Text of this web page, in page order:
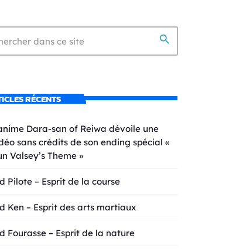
search
RÉCENTS
Dara-san of Reiwa dévoile une
sans crédits de son ending spécial «
Valsey’s Theme »
Pilote – Esprit de la course
Ken – Esprit des arts martiaux
Fourasse – Esprit de la nature